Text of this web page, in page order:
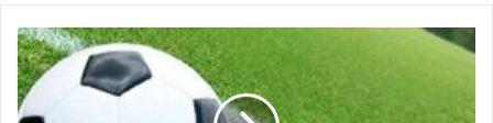
د
ك